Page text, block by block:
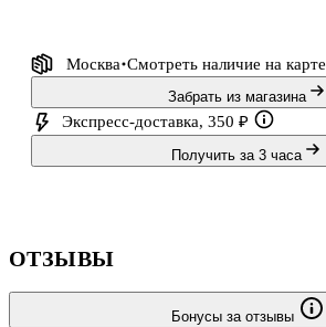
Москва Смотреть наличие на карте
Забрать из магазина
Экспресс-доставка, 350 ₽
Получить за 3 часа
ОТЗЫВЫ
Бонусы за отзывы